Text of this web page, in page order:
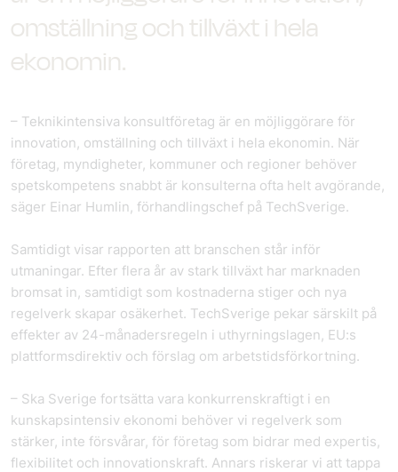
omställning och tillväxt i hela
ekonomin.
– Teknikintensiva konsultföretag är en möjliggörare för
innovation, omställning och tillväxt i hela ekonomin. När
företag, myndigheter, kommuner och regioner behöver
spetskompetens snabbt är konsulterna ofta helt avgörande,
säger Einar Humlin, förhandlingschef på TechSverige.
Samtidigt visar rapporten att branschen står inför
utmaningar. Efter flera år av stark tillväxt har marknaden
bromsat in, samtidigt som kostnaderna stiger och nya
regelverk skapar osäkerhet. TechSverige pekar särskilt på
effekter av 24-månadersregeln i uthyrningslagen, EU:s
plattformsdirektiv och förslag om arbetstidsförkortning.
– Ska Sverige fortsätta vara konkurrenskraftigt i en
kunskapsintensiv ekonomi behöver vi regelverk som
stärker, inte försvårar, för företag som bidrar med expertis,
flexibilitet och innovationskraft. Annars riskerar vi att tappa